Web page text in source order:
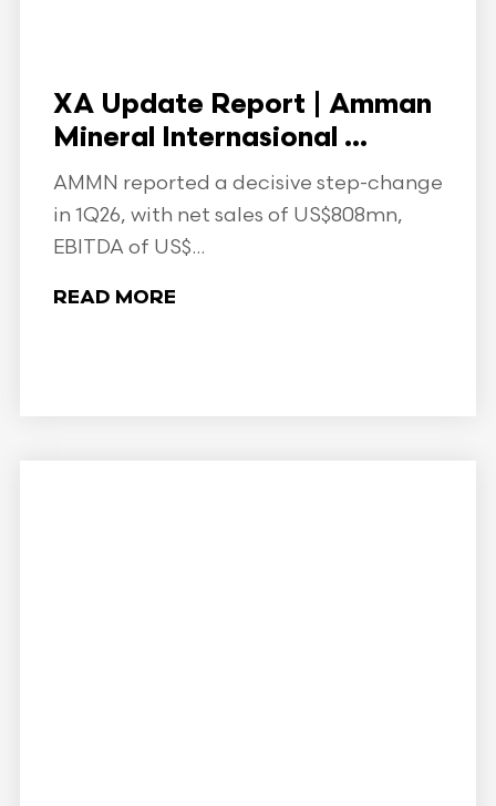
XA Update Report | Amman
Mineral Internasional ...
AMMN reported a decisive step-change
in 1Q26, with net sales of US$808mn,
EBITDA of US$...
READ MORE